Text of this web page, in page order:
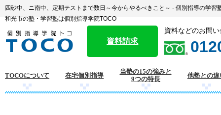
四砂中、ニ南中、定期テストまで数日～今からやるべきこと～ - 個別指導の学
和光市の塾・学習塾は個別指導学院TOCO
資料請求
資料などのお問
TOCOについて 在宅個別指導
当塾の15の強みと
9つの特長
他塾との違